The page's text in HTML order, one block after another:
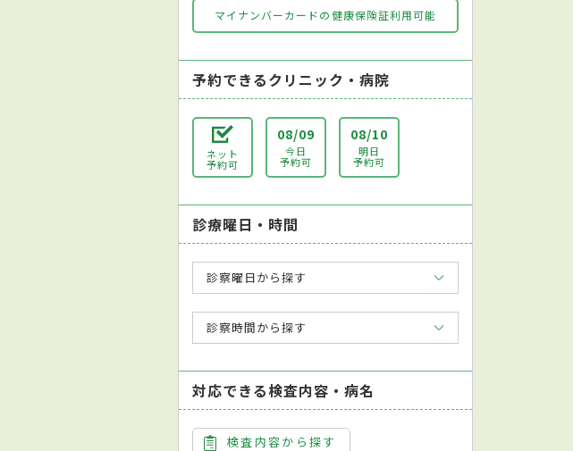
マイナンバーカードの健康保険証利用可能
予約できるクリニック・病院
ネット
予約可
08/09
今日
予約可
08/10
明日
予約可
診療曜日・時間
診察曜日から探す
診察時間から探す
対応できる検査内容・病名
検査内容から探す